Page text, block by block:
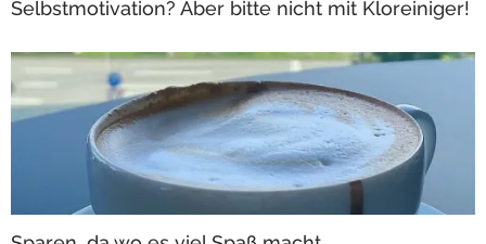
Selbstmotivation? Aber bitte nicht mit Kloreiniger!